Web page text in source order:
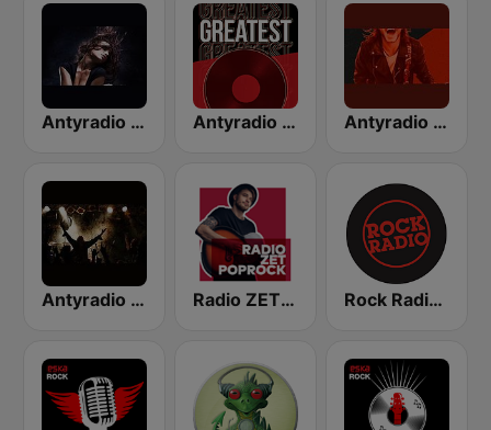
Antyradio Ballads Antyradio Greatest Antyradio Made in Poland
Antyradio Hard Radio ZET Pop Rock Rock Radio - Poznań